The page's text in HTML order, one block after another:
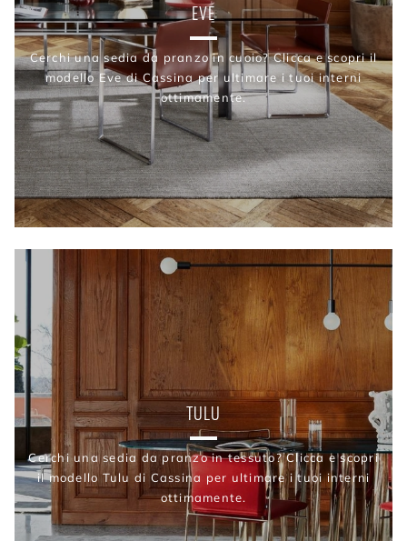
EVE
Cerchi una sedia da pranzo in cuoio? Clicca e scopri il
modello Eve di Cassina per ultimare i tuoi interni
ottimamente.
TULU
Cerchi una sedia da pranzo in tessuto? Clicca e scopri
il modello Tulu di Cassina per ultimare i tuoi interni
ottimamente.